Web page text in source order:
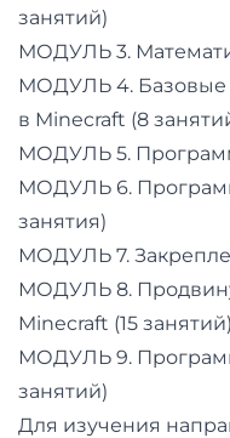
занятий)
МОДУЛЬ 3.
МОДУЛЬ 4. Базовые
в Minecraft (8
МОДУЛЬ 5.
МОДУЛЬ 6.
занятия)
МОДУЛЬ 7.
МОДУЛЬ 8.
Minecraft (15 занятий)
МОДУЛЬ 9.
занятий)
Для изучения
Тесты
на